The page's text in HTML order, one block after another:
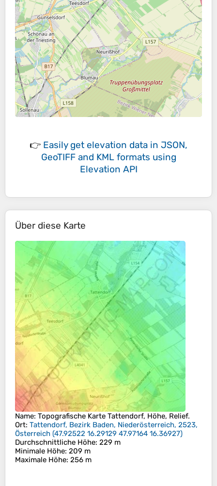
👉 Easily get elevation data in JSON,
GeoTIFF and KML formats using
Elevation API
Über diese Karte
Name: Topografische Karte Tattendorf, Höhe, Relief.
Ort: Tattendorf, Bezirk Baden, Niederösterreich, 2523,
Österreich (47.92522 16.29129 47.97164 16.36927)
Durchschnittliche Höhe: 229 m
Minimale Höhe: 209 m
Maximale Höhe: 256 m